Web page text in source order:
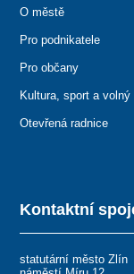
Kontaktní
statutární město Zlín
O městě
Pro podnikatele
Pro občany
Kultura, sport a volný
Otevřená radnice